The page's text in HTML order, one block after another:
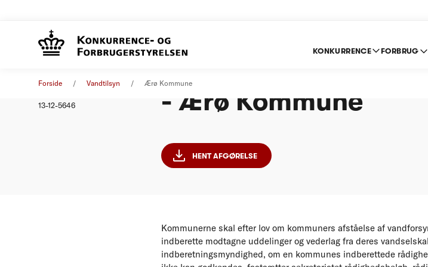
KONKURRENCE FORBRUG
Forside Vandtilsyn Ærø Kommune
13-12-5646
- Ærø Kommune
HENT AFGØRELSE
Kommunerne skal efter lov om kommuners afståelse af
indberette modtagne uddelinger og vederlag fra deres
indberetningsmyndighed, om en kommunes indberettede